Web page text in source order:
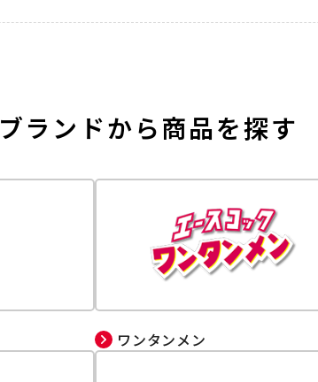
ブランドから商品を探す
ワンタンメン